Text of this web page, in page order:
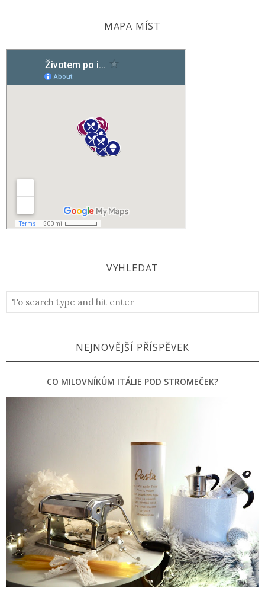
MAPA MÍST
VYHLEDAT
NEJNOVĚJŠÍ PŘÍSPĚVEK
CO MILOVNÍKŮM ITÁLIE POD STROMEČEK?